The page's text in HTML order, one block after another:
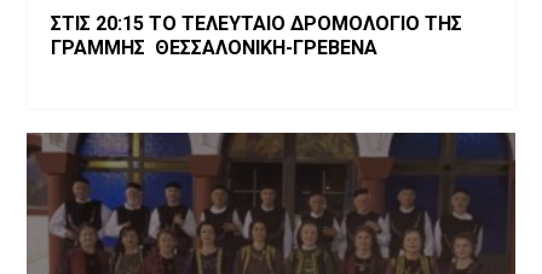
ΣΤΙΣ 20:15 ΤΟ ΤΕΛΕΥΤΑΙΟ ΔΡΟΜΟΛΟΓΙΟ ΤΗΣ
ΓΡΑΜΜΗΣ ΘΕΣΣΑΛΟΝΙΚΗ-ΓΡΕΒΕΝΑ